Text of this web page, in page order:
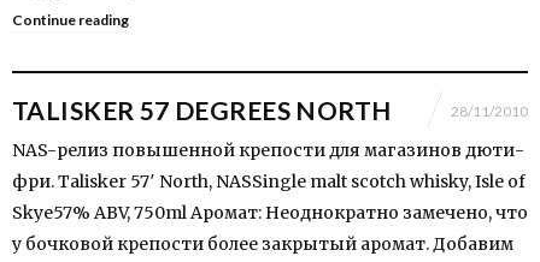
Continue reading
TALISKER 57 DEGREES NORTH 28/11/2010
NAS-релиз повышенной крепости для магазинов дюти-
фри. Talisker 57′ North, NASSingle malt scotch whisky, Isle of
Skye57% ABV, 750ml Аромат: Неоднократно замечено, что
у бочковой крепости более закрытый аромат. Добавим